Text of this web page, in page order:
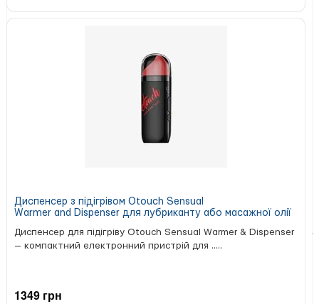
Диспенсер з підігрівом Otouch Sensual
Warmer and Dispenser для лубриканту або масажної олії
Диспенсер для підігріву Otouch Sensual Warmer & Dispenser
— компактний електронний пристрій для .....
1349 грн